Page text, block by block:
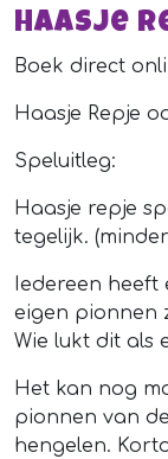
Haasje
Boek direct
Haasje Repje
Speluitleg:
Haasje repje
tegelijk.
Iedereen heeft
eigen pionnen
Wie lukt dit als
Het kan nog
pionnen van
hengelen.